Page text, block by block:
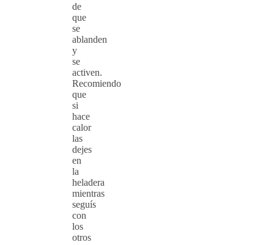
de
que
se
ablanden
y
se
activen.
Recomiendo
que
si
hace
calor
las
dejes
en
la
heladera
mientras
seguís
con
los
otros